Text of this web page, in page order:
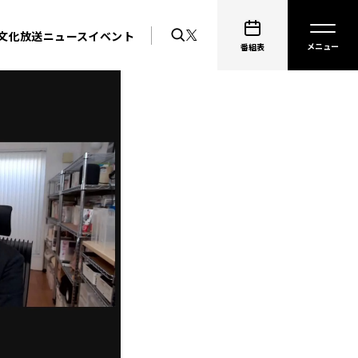
化放送ニュースイベント
番組表